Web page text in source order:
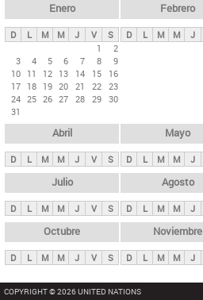
ds
p
n
c
i
p
l
e
s
Enero
D L M M J V
S
1
2
3
4 5 6 7 8
9
10 11 12 13 14 15
16
17 18 19 20 21 22 23
24 25 26 27 28 29 30
31
Febrero
D L M M J
Abril
D L M M J V S
Mayo
D L M M J
Julio
D L M M J V S
Agosto
D L M M J
Octubre
D L M M J V S
Noviembre
D L M M J
COPYRIGHT © 2026 UNITED NATIONS